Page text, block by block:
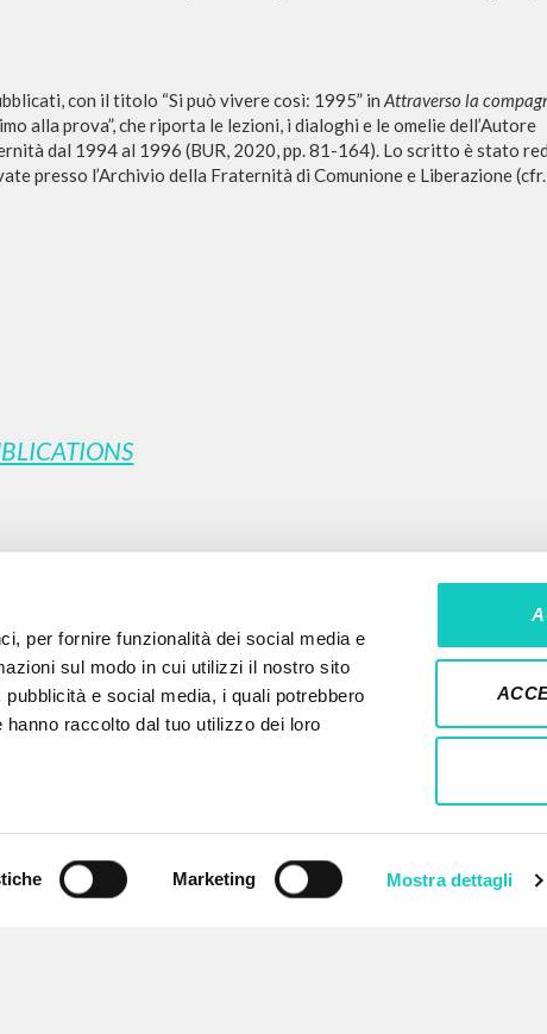
per fornire funzionalità dei social media e
sul modo in cui utilizzi il nostro sito
e social media, i quali potrebbero
raccolto dal tuo utilizzo dei loro
Marketing Mostra dettagli
con il titolo “Si può vivere così: 1995” inAttraverso la
alla prova”, che riporta le lezioni, i dialoghi e le omelie dell’Autore
dal 1994 al 1996 (BUR, 2020, pp. 81-164). Lo scritto è stato
presso l’Archivio della Fraternità di Comunione e Liberazione (cfr.
Exact phrase SEARCH
Use the
by type
LANGUAGE NEWSLETTER